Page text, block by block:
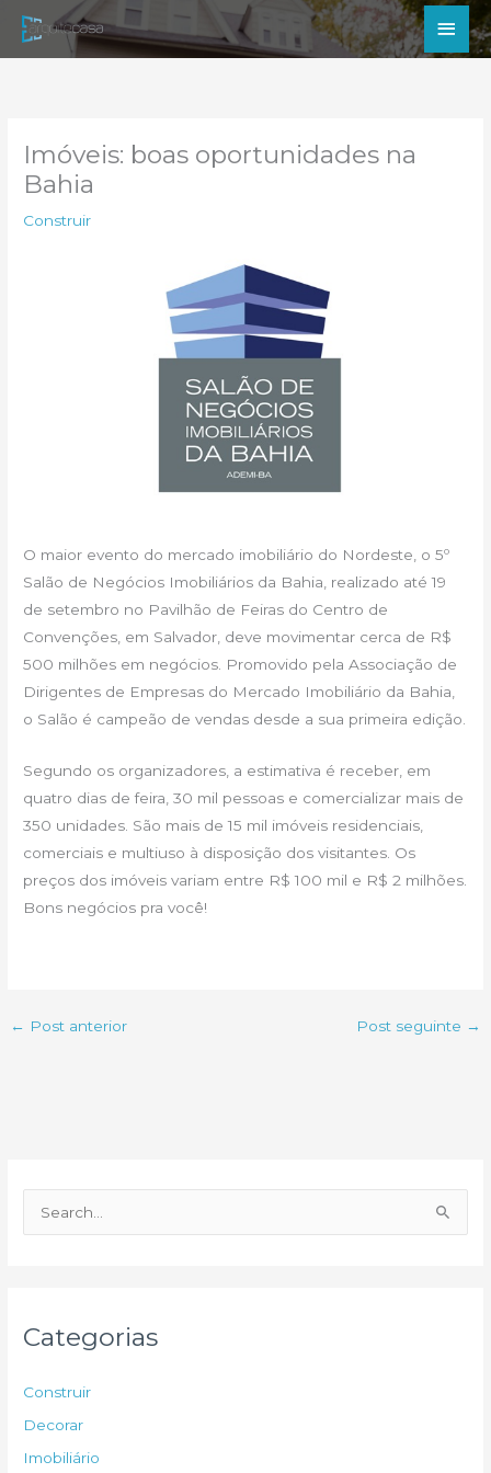
para
Imóveis: boas oportunidades na
Bahia
Construir
O maior evento do mercado imobiliário do Nordeste, o 5º
Salão de Negócios Imobiliários da Bahia, realizado até 19
de setembro no Pavilhão de Feiras do Centro de
Convenções, em Salvador, deve movimentar cerca de R$
500 milhões em negócios. Promovido pela Associação de
Dirigentes de Empresas do Mercado Imobiliário da Bahia,
o Salão é campeão de vendas desde a sua primeira edição.
Segundo os organizadores, a estimativa é receber, em
quatro dias de feira, 30 mil pessoas e comercializar mais de
350 unidades. São mais de 15 mil imóveis residenciais,
comerciais e multiuso à disposição dos visitantes. Os
preços dos imóveis variam entre R$ 100 mil e R$ 2 milhões.
Bons negócios pra você!
← Post anterior Post seguinte →
e
p
Categorias
Construir
Decorar
Imobiliário